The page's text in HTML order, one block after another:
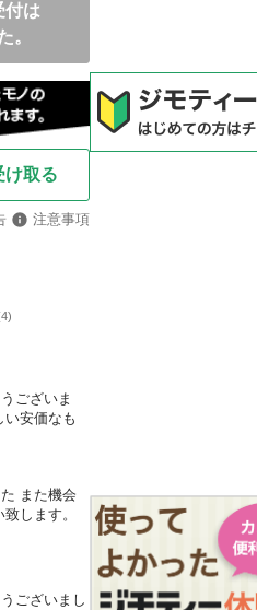
付は
。
け取る
注意事項
4)
ございま
安価なも
また機会
します。
ございまし